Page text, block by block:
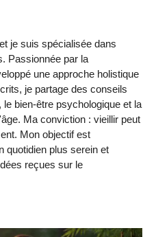
je suis spécialisée dans
Passionnée par la
une approche holistique
je partage des conseils
bien-être psychologique et la
Ma conviction : vieillir peut
Mon objectif est
quotidien plus serein et
reçues sur le